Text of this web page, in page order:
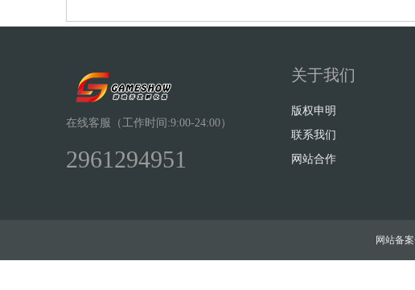
Sh
在线客服（工作时间:9:00-24:00）
2961294951
关于我们
版权申明
联系我们
网站合作
网站备案